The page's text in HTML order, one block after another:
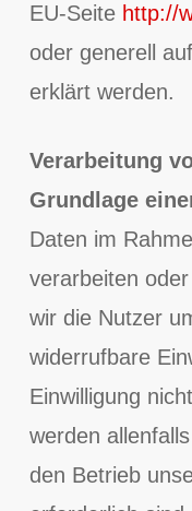
EU-Seite http://
oder generell auf
erklärt werden.
Verarbeitung
Grundlage
Daten im
verarbeiten
wir die Nutzer
widerrufbare
Einwilligung
werden
den Betrieb